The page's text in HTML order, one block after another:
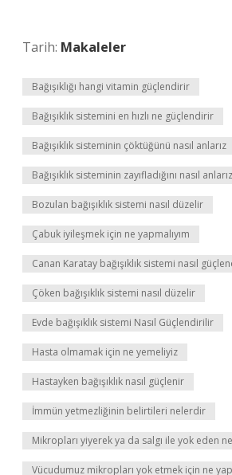
Tarih: Makaleler
Bağışıklığı hangi vitamin güçlendirir
Bağışıklık sistemini en hızlı ne güçlendirir
Bağışıklık sisteminin çöktüğünü nasıl anlarız
Bağışıklık sisteminin zayıfladığını nasıl anlarız
Bozulan bağışıklık sistemi nasıl düzelir
Çabuk iyileşmek için ne yapmalıyım
Canan Karatay bağışıklık sistemi nasıl
Çöken bağışıklık sistemi nasıl düzelir
Evde bağışıklık sistemi Nasıl Güçlendirilir
Hasta olmamak için ne yemeliyiz
Hastayken bağışıklık nasıl güçlenir
İmmün yetmezliğinin belirtileri nelerdir
Mikropları yiyerek ya da salgı ile yok eden
Vücudumuz mikropları yok etmek için ne